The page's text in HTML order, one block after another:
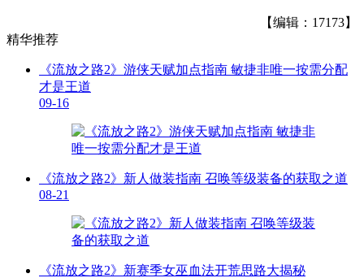
【编辑：17173】
精华推荐
《流放之路2》游侠天赋加点指南 敏捷非唯一按需分配
才是王道
09-16
《流放之路2》新人做装指南 召唤等级装备的获取之道
08-21
《流放之路2》新赛季女巫血法开荒思路大揭秘